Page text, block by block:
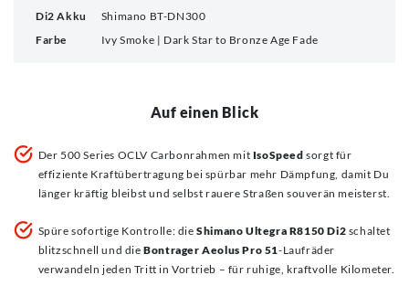
Di2 Akku
Shimano BT-DN300
Farbe
Ivy Smoke | Dark Star to Bronze Age Fade
Auf einen Blick
Der 500 Series OCLV Carbonrahmen mit IsoSpeed sorgt für
effiziente Kraftübertragung bei spürbar mehr Dämpfung, damit Du
länger kräftig bleibst und selbst rauere Straßen souverän meisterst.
Spüre sofortige Kontrolle: dieShimano Ultegra R8150 Di2 schaltet
blitzschnell und dieBontrager Aeolus Pro 51-Laufräder
verwandeln jeden Tritt in Vortrieb – für ruhige, kraftvolle Kilometer.